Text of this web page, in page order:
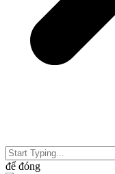
để đóng